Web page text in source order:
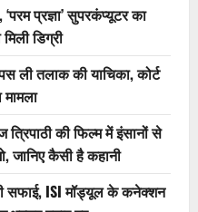
प्रज्ञा’ सुपरकंप्यूटर का
डिग्री
ली तलाक की याचिका, कोर्ट
की फिल्म में इंसानों से
जानिए कैसी है कहानी
सफाई, ISI मॉड्यूल के कनेक्शन